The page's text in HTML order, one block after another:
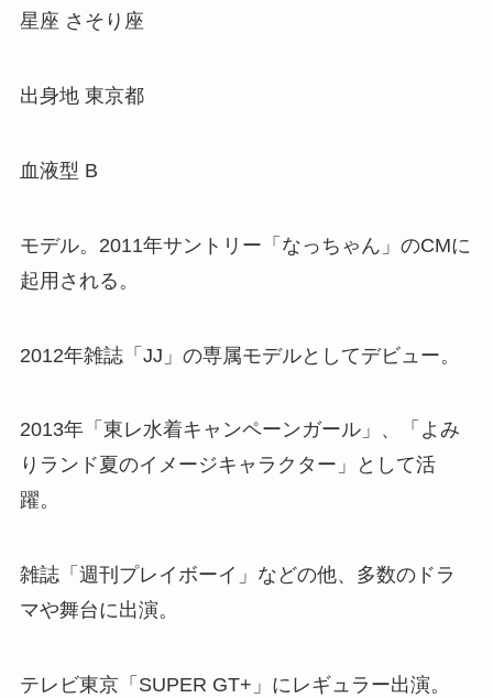
星座 さそり座
出身地 東京都
血液型 B
モデル。2011年サントリー「なっちゃん」のCMに
起用される。
2012年雑誌「JJ」の専属モデルとしてデビュー。
2013年「東レ水着キャンペーンガール」、「よみ
りランド夏のイメージキャラクター」として活
躍。
雑誌「週刊プレイボーイ」などの他、多数のドラ
マや舞台に出演。
テレビ東京「SUPER GT+」にレギュラー出演。